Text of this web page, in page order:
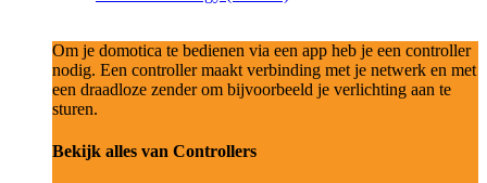
Om je domotica te bedienen via een app heb je een controller
nodig. Een controller maakt verbinding met je netwerk en met
een draadloze zender om bijvoorbeeld je verlichting aan te
sturen.
Bekijk alles van Controllers